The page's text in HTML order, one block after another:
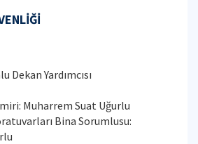
Dekan Yardımcısı
Muharrem Suat Uğurlu
Bina Sorumlusu: